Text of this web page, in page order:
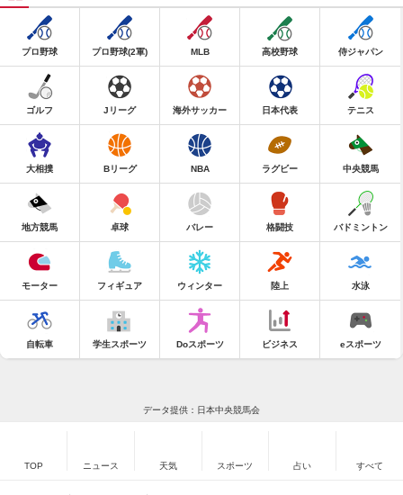
プロ野球 プロ野球(2軍) MLB 高校野球 侍ジャパン
ゴルフ Jリーグ 海外サッカー 日本代表 テニス
大相撲 Bリーグ NBA ラグビー 中央競馬
地方競馬 卓球 バレー 格闘技 バドミントン
モーター フィギュア ウィンター 陸上 水泳
自転車 学生スポーツ Doスポーツ ビジネス eスポーツ
データ提供：日本中央競馬会
TOP ニュース 天気 スポーツ 占い すべて